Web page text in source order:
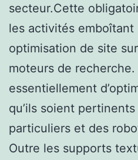
secteur.Cette
les activités emboîtant
optimisation de site
moteurs de recherche.
essentiellement
qu’ils soient
particuliers et des
Outre les supports